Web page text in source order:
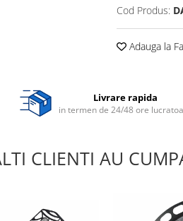
Cod Produs:
Adauga la
Livrare rapida
in termen de 24/48 ore
CLIENTI AU